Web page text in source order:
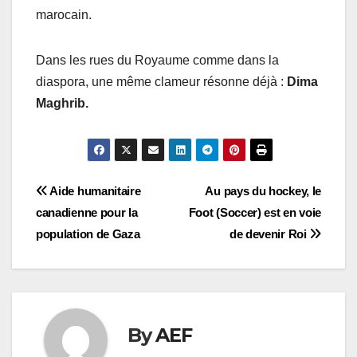
marocain.
Dans les rues du Royaume comme dans la
diaspora, une même clameur résonne déjà : Dima
Maghrib.
Navigation
de
l’article
Au pays du hockey, le
Foot (Soccer) est en voie
de devenir Roi
Aide humanitaire
canadienne pour la
population de Gaza
ByAEF